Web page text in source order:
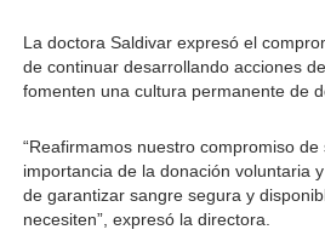
La doctora Saldivar expresó el
de continuar desarrollando acciones
fomenten una cultura permanente de
“Reafirmamos nuestro compromiso
importancia de la donación voluntaria
de garantizar sangre segura y
necesiten”, expresó la directora.